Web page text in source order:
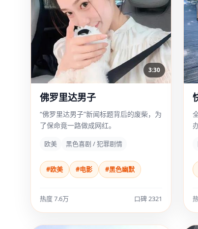
3:30
佛罗里达男子
“佛罗里达男子”新闻标题背后的废柴，为
了保命竟一路做成网红。
欧美 黑色喜剧 / 犯罪剧情
#欧美 #电影 #黑色幽默
热度 7.6万 口碑 2321